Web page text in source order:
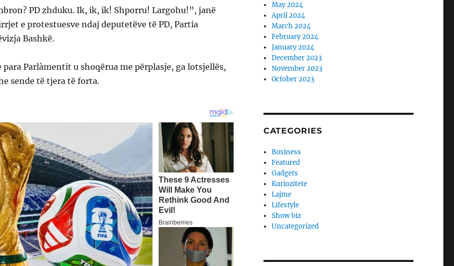
PD zhduku. Ik, ik, ik! Shporru! Largohu!”, janë
e protestuesve ndaj deputetëve të PD, Partia
Bashkë.
para Parlàmentit u shoqërua me përplasje, ga lotsjellës,
sende të tjera të forta.
May 2024
April 2024
March 2024
February 2024
January 2024
December 2023
November 2023
October 2023
CATEGORIES
Business
Featured
Gadgets
Kuriozitete
Lajme
Lifestyle
Show biz
Uncategorized